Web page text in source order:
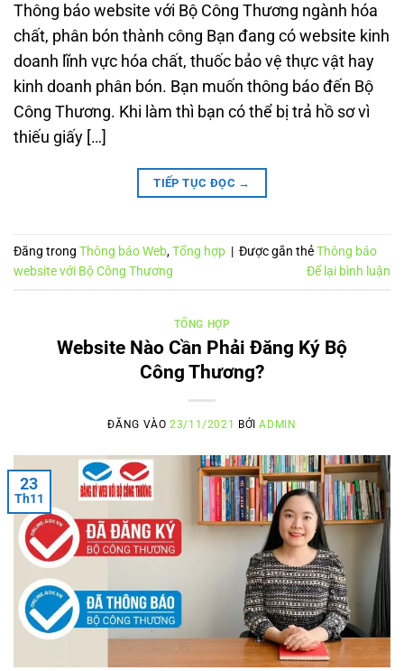
Thông báo website với Bộ Công Thương ngành hóa
chất, phân bón thành công Bạn đang có website kinh
doanh lĩnh vực hóa chất, thuốc bảo vệ thực vật hay
kinh doanh phân bón. Bạn muốn thông báo đến Bộ
Công Thương. Khi làm thì bạn có thể bị trả hồ sơ vì
thiếu giấy […]
TIẾP TỤC ĐỌC →
Đăng trong Thông báo Web,Tổng hợp | Được gắn thẻThông báo
website với Bộ Công Thương
Để lại bình luận
TỔNG HỢP
Website Nào Cần Phải Đăng Ký Bộ
Công Thương?
ĐĂNG VÀO23/11/2021 BỞIADMIN
23
Th11